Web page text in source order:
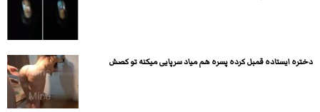
دختره ایستاده قمبل کرده پسره هم میاد سرپایی میکنه تو کصش